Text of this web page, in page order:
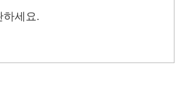
하세요.